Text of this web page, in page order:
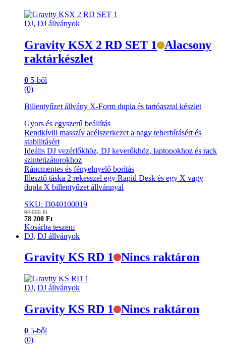
DJ, DJ állványok
Gravity KSX 2 RD SET 1
Alacsony
raktárkészlet
0 5-ből
(0)
Billentyűzet állvány X-Form dupla és tartóasztal készlet
Gyors és egyszerű beállítás
Rendkívül masszív acélszerkezet a nagy teherbírásért és
stabilitásért
Ideális DJ vezérlőkhöz, DJ keverőkhöz, laptopokhoz és rack
szintetizátorokhoz
Ráncmentes és fényelnyelő borítás
Illesztő táska 2 rekesszel egy Rapid Desk és egy X vagy
dupla X billentyűzet állvánnyal
SKU: D040100019
92 000 Ft
78 200 Ft
Kosárba teszem
DJ, DJ állványok
Gravity KS RD 1 Nincs raktáron
DJ, DJ állványok
Gravity KS RD 1 Nincs raktáron
0 5-ből
(0)